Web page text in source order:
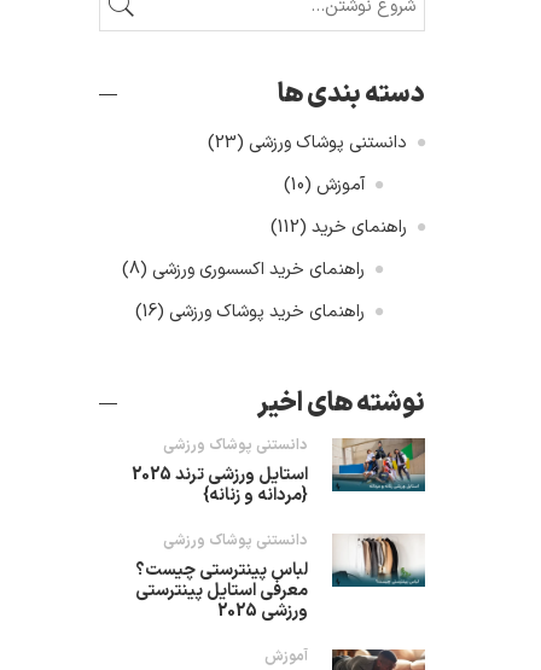
دسته بندی ها
دانستنی پوشاک ورزشی (23)
آموزش (10)
راهنمای خرید (112)
راهنمای خرید اکسسوری ورزشی (8)
راهنمای خرید پوشاک ورزشی (16)
نوشته های اخیر
دانستنی پوشاک ورزشی
استایل ورزشی ترند 2025
{مردانه و زنانه}
دانستنی پوشاک ورزشی
لباس پینترستی چیست؟
معرفی استایل پینترستی
ورزشی 2025
آموزش